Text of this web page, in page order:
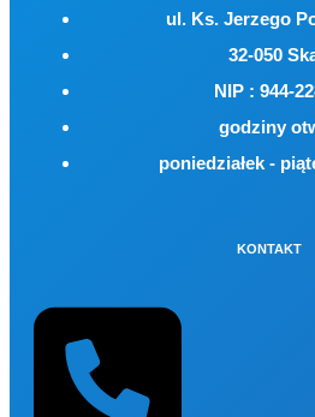
ul. Ks. Jerzego
32-050
NIP : 944-
godziny
poniedziałek -
KONTAKT